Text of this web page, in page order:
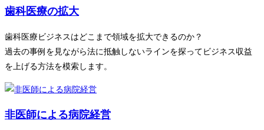
歯科医療の拡大
歯科医療ビジネスはどこまで領域を拡大できるのか？
過去の事例を見ながら法に抵触しないラインを探ってビジネス収益
を上げる方法を模索します。
非医師による病院経営